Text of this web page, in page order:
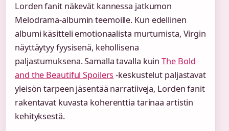
Lorden fanit näkevät kannessa jatkumon
Melodrama-albumin teemoille. Kun edellinen
albumi käsitteli emotionaalista murtumista, Virgin
näyttäytyy fyysisenä, kehollisena
paljastumuksena. Samalla tavalla kuinThe Bold
and the Beautiful Spoilers -keskustelut paljastavat
yleisön tarpeen jäsentää narratiiveja, Lorden fanit
rakentavat kuvasta koherenttia tarinaa artistin
kehityksestä.